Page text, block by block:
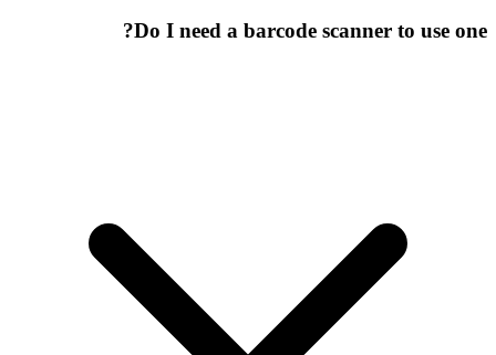
Do I need a barcode scanner to use one?